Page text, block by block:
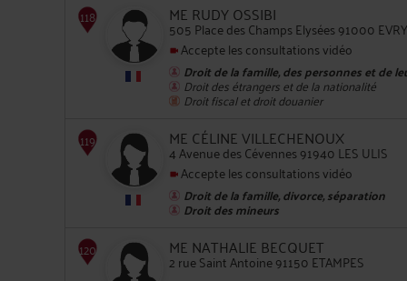
116
ME RUDY OSSIBI
505 Place des Champs Elysées 91000
Accepte les consultations vidéo
Droit de la famille, des personnes et de
Droit des étrangers et de la nationalité
Droit fiscal et droit douanier
ME CÉLINE VILLECHENOUX
4 Avenue des Cévennes 91940 LES ULIS
Accepte les consultations vidéo
Droit de la famille, divorce, séparation
Droit des mineurs
ME NATHALIE BECQUET
2 rue Saint Antoine 91150 ETAMPES